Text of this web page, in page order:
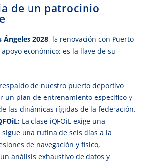
de un patrocinio
Ángeles 2028, la renovación con Puerto
económico; es la llave de su
de nuestro puerto deportivo
un plan de entrenamiento específico y
las dinámicas rígidas de la federación.
La clase iQFOiL exige una
una rutina de seis días a la
de navegación y físico,
análisis exhaustivo de datos y